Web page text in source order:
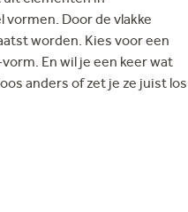
Door de vlakke
worden. Kies voor een
En wil je een keer wat
anders of zet je ze juist los